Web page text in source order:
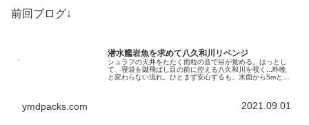
前回ブログ↓
潜水艦岩魚を求めて八久和川リベンジ
シュラフの天井をたたく雨粒の音で目が覚める。はっとし
て、寝袋を蹴飛ばし目の前に控える八久和川を覗く...昨晩
と変わらない流れ。ひとまず安心するも、水面から5mとな
ymdpacks.com 2021.09.01